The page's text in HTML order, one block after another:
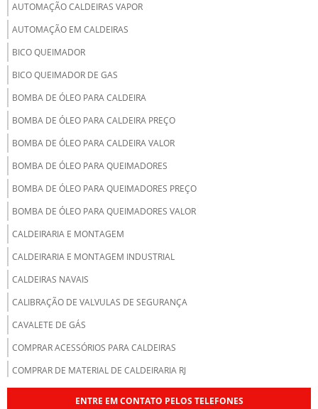
AUTOMAÇÃO CALDEIRAS VAPOR
AUTOMAÇÃO EM CALDEIRAS
BICO QUEIMADOR
BICO QUEIMADOR DE GAS
BOMBA DE ÓLEO PARA CALDEIRA
BOMBA DE ÓLEO PARA CALDEIRA PREÇO
BOMBA DE ÓLEO PARA CALDEIRA VALOR
BOMBA DE ÓLEO PARA QUEIMADORES
BOMBA DE ÓLEO PARA QUEIMADORES PREÇO
BOMBA DE ÓLEO PARA QUEIMADORES VALOR
CALDEIRARIA E MONTAGEM
CALDEIRARIA E MONTAGEM INDUSTRIAL
CALDEIRAS NAVAIS
CALIBRAÇÃO DE VALVULAS DE SEGURANÇA
CAVALETE DE GÁS
COMPRAR ACESSÓRIOS PARA CALDEIRAS
COMPRAR DE MATERIAL DE CALDEIRARIA RJ
ENTRE EM CONTATO PELOS TELEFONES